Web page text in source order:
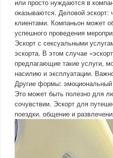
или просто нуждаются в
оказываются. Деловой
клиентами. Компаньон может
успешного проведения
Эскорт с сексуальными
эскорта. В этом случае
предлагающие такие услуги,
насилию и эксплуатации.
Другие формы: эмоциональный
Это может быть полезно для
сочувствии. Эскорт для
поездки, общение и